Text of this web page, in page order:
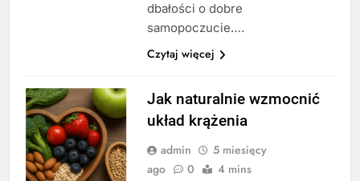
dbałości o dobre
samopoczucie….
Czytaj więcej
Jak naturalnie wzmocnić
układ krążenia
admin
5 miesięcy
ago
0 4 mins